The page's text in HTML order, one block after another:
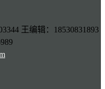
王编辑：18530831893